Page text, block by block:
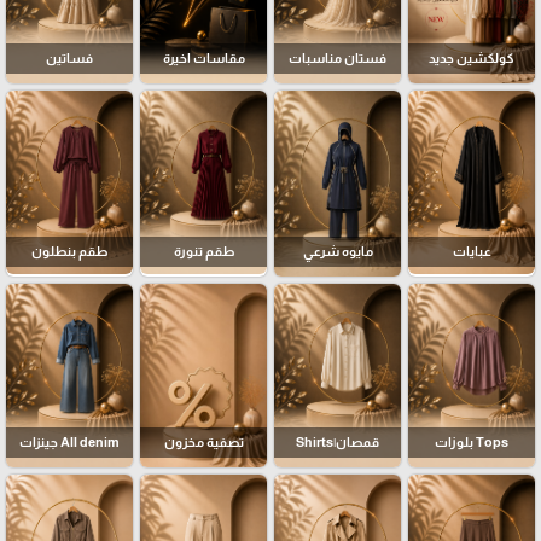
كولكشين جديد فستان مناسبات مقاسات اخيرة فساتين
عبايات مايوه شرعي طقم تنورة طقم بنطلون
Tops بلوزات قمصان|Shirts تصفية مخزون All denim جينزات